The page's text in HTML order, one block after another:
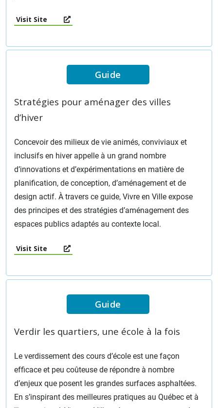
Visit Site
Guide
Stratégies pour aménager des villes
d’hiver
Concevoir des milieux de vie animés, conviviaux et
inclusifs en hiver appelle à un grand nombre
d’innovations et d’expérimentations en matière de
planification, de conception, d’aménagement et de
design actif. À travers ce guide, Vivre en Ville expose
des principes et des stratégies d’aménagement des
espaces publics adaptés au contexte local.
Visit Site
Guide
Verdir les quartiers, une école à la fois
Le verdissement des cours d’école est une façon
efficace et peu coûteuse de répondre à nombre
d’enjeux que posent les grandes surfaces asphaltées.
En s’inspirant des meilleures pratiques au Québec et à